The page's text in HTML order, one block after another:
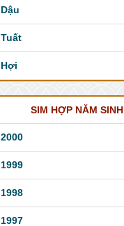
SIM HỢP NĂM SINH